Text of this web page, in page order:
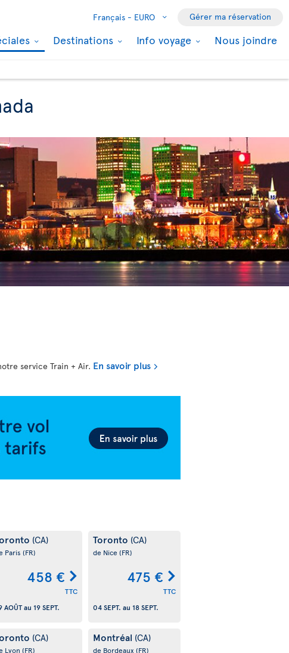
Français - EURO Gérer ma réservation
Destinations Info voyage Nous joindre
service Train + Air. En savoir plus
(CA)
Paris (FR)
458 €
TTC
AOÛTau 19 SEPT.
Toronto (CA)
de Nice (FR)
475 €
TTC
04 SEPT. au 18 SEPT.
(CA)
Lyon (FR)
Montréal (CA)
de Bordeaux (FR)